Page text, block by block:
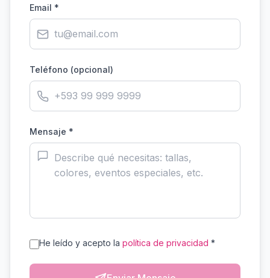
Email *
Teléfono (opcional)
Mensaje *
He leído y acepto la política de privacidad *